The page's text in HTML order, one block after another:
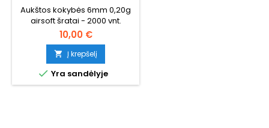
Aukštos kokybės 6mm 0,20g
airsoft šratai - 2000 vnt.
plastikiniame maišelyje.
Standartinis universalus
svoris, suderinamas su
beveik visais AEG šautuvais ir
spyruokliniais ginklais. Lygi
paviršius, nuoseklus 5,95mm
10,00 €
 Į krepšelį
 Yra sandėlyje